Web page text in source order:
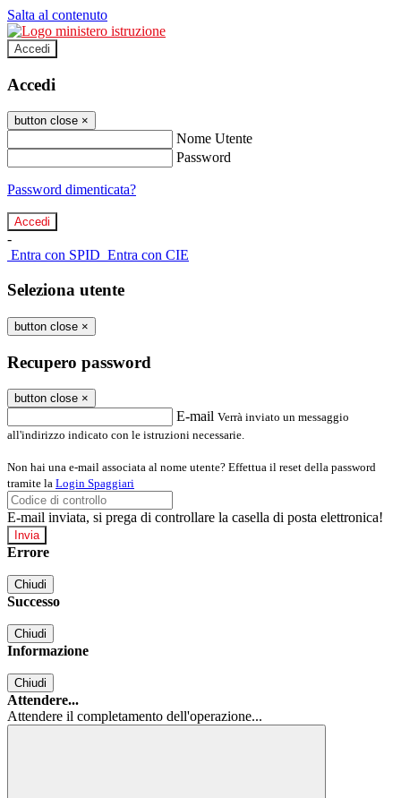
Salta al contenuto
Accedi
Accedi
button close ×
Nome Utente
Password
Password dimenticata?
-
Entra con SPID Entra con CIE
Seleziona utente
button close ×
Recupero password
button close ×
E-mail Verrà inviato un messaggio
all'indirizzo indicato con le istruzioni necessarie.
Non hai una e-mail associata al nome utente? Effettua il reset della password
tramite la Login Spaggiari
E-mail inviata, si prega di controllare la casella di posta elettronica!
Errore
Chiudi
Successo
Chiudi
Informazione
Chiudi
Attendere...
Attendere il completamento dell'operazione...